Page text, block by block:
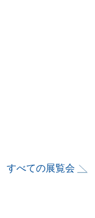
すべての展覧会